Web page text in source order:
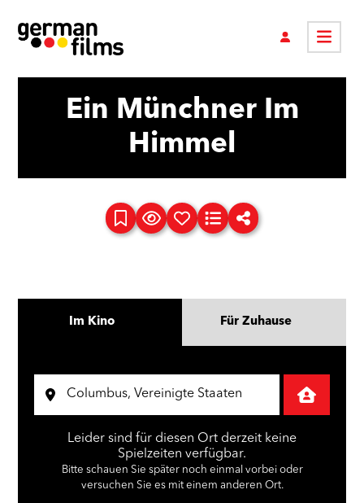
Ein Münchner Im
Himmel
Im Kino Für Zuhause
Leider sind für diesen Ort derzeit keine
Spielzeiten verfügbar.
Bitte schauen Sie später noch einmal vorbei oder
versuchen Sie es mit einem anderen Ort.